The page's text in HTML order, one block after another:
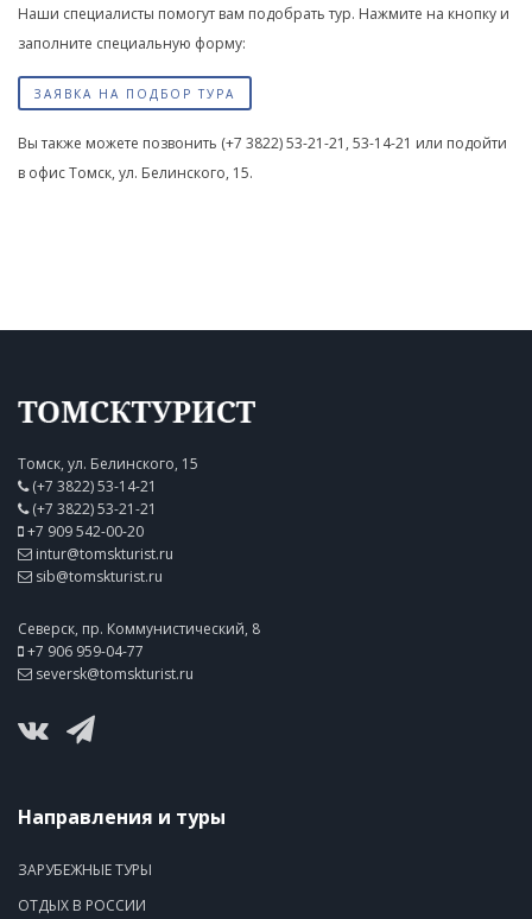
Наши специалисты помогут вам подобрать тур. Нажмите на кнопку и
заполните специальную форму:
ЗАЯВКА НА ПОДБОР ТУРА
Вы также можете позвонить (+7 3822) 53-21-21, 53-14-21 или подойти
в офисТомск, ул. Белинского, 15.
Томск, ул. Белинского, 15
(+7 3822) 53-14-21
(+7 3822) 53-21-21
+7 909 542-00-20
intur@tomskturist.ru
sib@tomskturist.ru
Северск, пр. Коммунистический, 8
+7 906 959-04-77
seversk@tomskturist.ru
Направления и туры
ЗАРУБЕЖНЫЕ ТУРЫ
ОТДЫХ В РОССИИ